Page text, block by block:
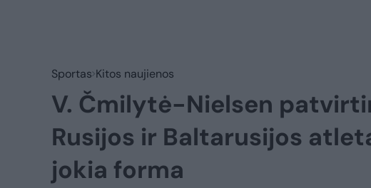
Sportas Kitos naujienos
V. Čmilytė-Nielsen
Rusijos ir Baltarusijos
jokia forma